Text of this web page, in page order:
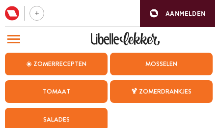
AANMELDEN
☀️ ZOMERRECEPTEN MOSSELEN
TOMAAT 🍹 ZOMERDRANKJES
SALADES
BEZOEK ONZE ANDERE WEBSITES
WEEKMENU
CHAT MET MAIA